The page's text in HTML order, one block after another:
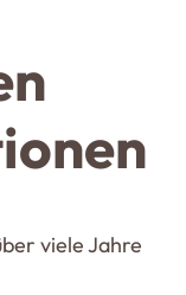
viele Jahre